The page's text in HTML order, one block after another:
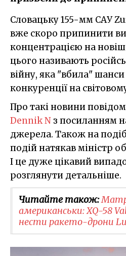
Словацьку 155-мм САУ Zuzana 2 планують
вже скоро припинити
концентрацією на
цього називають
війну, яка "вбила"
конкуренції на
Про такі новини
Dennik N з посиланням
джерела. Також на
подій натякав міністр
І це дуже цікавий
розглянути детальніше.
Читайте також:
американськи: XQ-58
нести ракето-дрони